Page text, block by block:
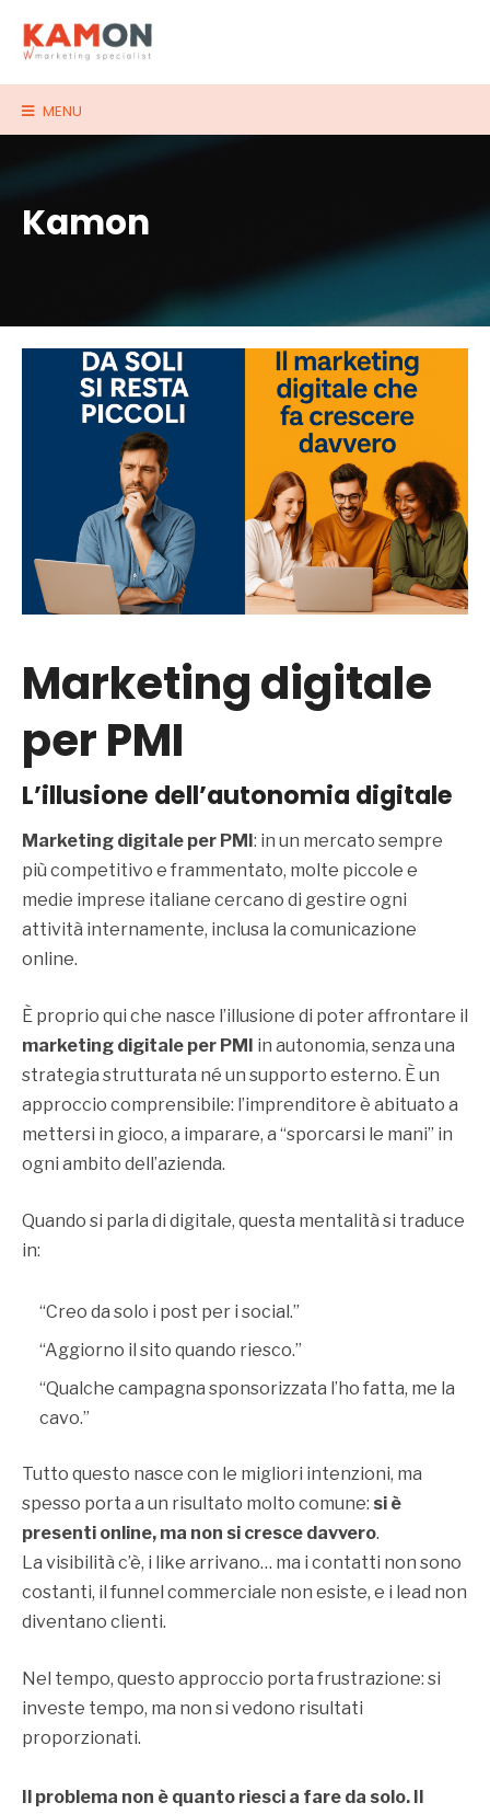
MENU
Kamon
Marketing digitale
per PMI
L’illusione dell’autonomia digitale
Marketing digitale per PMI: in un mercato sempre
più competitivo e frammentato, molte piccole e
medie imprese italiane cercano di gestire ogni
attività internamente, inclusa la comunicazione
online.
È proprio qui che nasce l’illusione di poter affrontare il
marketing digitale per PMI in autonomia, senza una
strategia strutturata né un supporto esterno. È un
approccio comprensibile: l’imprenditore è abituato a
mettersi in gioco, a imparare, a “sporcarsi le mani” in
ogni ambito dell’azienda.
Quando si parla di digitale, questa mentalità si traduce
in:
“Creo da solo i post per i social.”
“Aggiorno il sito quando riesco.”
“Qualche campagna sponsorizzata l’ho fatta, me la
cavo.”
Tutto questo nasce con le migliori intenzioni, ma
spesso porta a un risultato molto comune: si è
presenti online, ma non si cresce davvero.
La visibilità c’è, i like arrivano… ma i contatti non sono
costanti, il funnel commerciale non esiste, e i lead non
diventano clienti.
Nel tempo, questo approccio porta frustrazione: si
investe tempo, ma non si vedono risultati
proporzionati.
Il problema non è quanto riesci a fare da solo. Il